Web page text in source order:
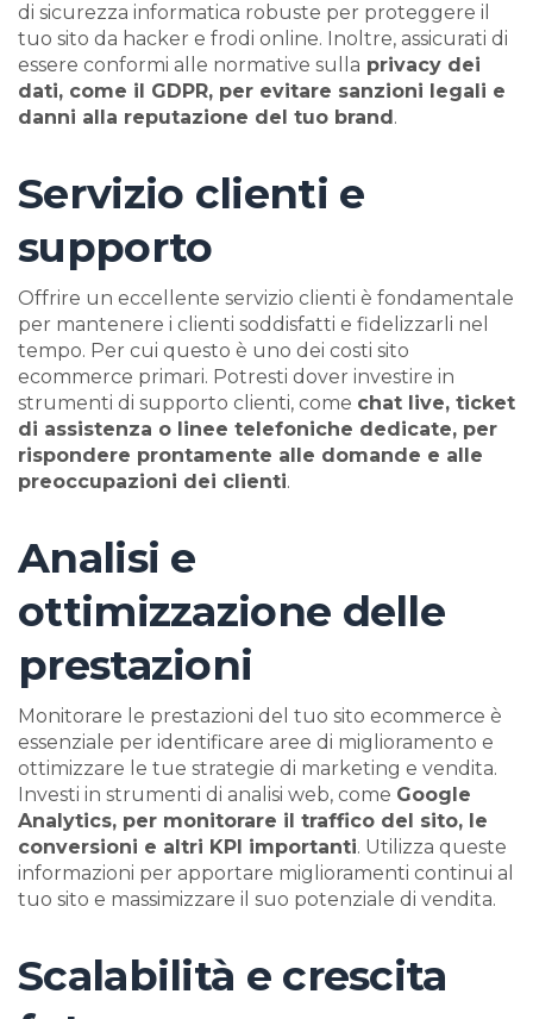
di sicurezza informatica robuste per proteggere il
tuo sito da hacker e frodi online. Inoltre, assicurati di
essere conformi alle normative sulla privacy dei
dati, come il GDPR, per evitare sanzioni legali e
danni alla reputazione del tuo brand .
Servizio clienti e
supporto
Offrire un eccellente servizio clienti è fondamentale
per mantenere i clienti soddisfatti e fidelizzarli nel
tempo. Per cui questo è uno dei costi sito
ecommerce primari. Potresti dover investire in
strumenti di supporto clienti, come chat live, ticket
di assistenza o linee telefoniche dedicate, per
rispondere prontamente alle domande e alle
preoccupazioni dei clienti.
Analisi e
ottimizzazione delle
prestazioni
Monitorare le prestazioni del tuo sito ecommerce è
essenziale per identificare aree di miglioramento e
ottimizzare le tue strategie di marketing e vendita.
Investi in strumenti di analisi web, come Google
Analytics, per monitorare il traffico del sito, le
conversioni e altri KPI importanti. Utilizza queste
informazioni per apportare miglioramenti continui al
tuo sito e massimizzare il suo potenziale di vendita.
Scalabilità e crescita